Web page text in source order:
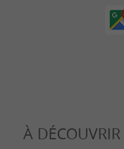
À DÉCOUVRIR